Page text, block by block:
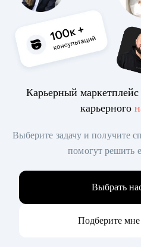
Карьерный
карьерного
Выберите задачу и получите
помогут решить
Выбрать
Подберите мне